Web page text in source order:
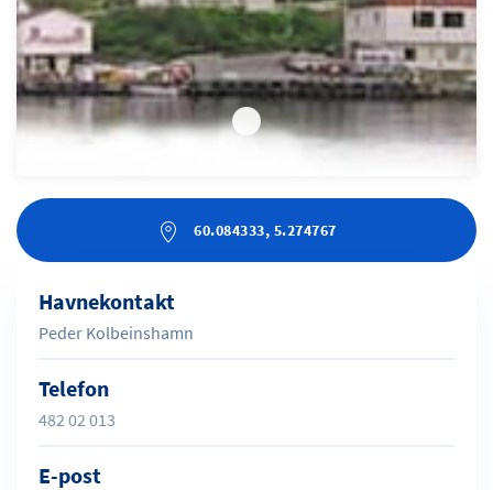
60.084333, 5.274767
Havnekontakt
Peder Kolbeinshamn
Telefon
482 02 013
E-post